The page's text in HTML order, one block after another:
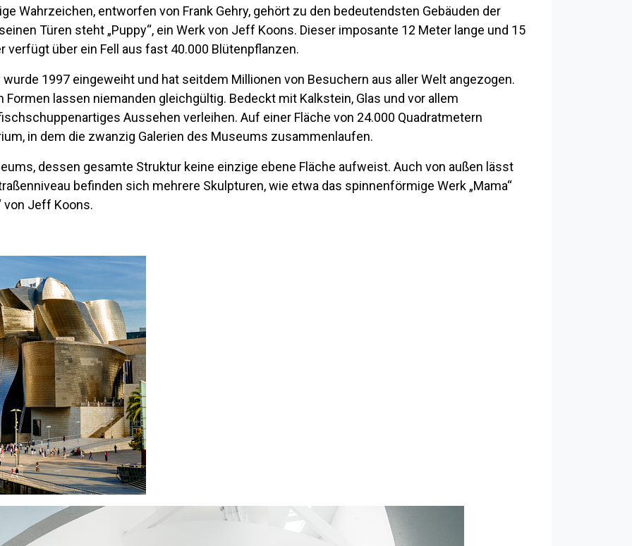
Wahrzeichen, entworfen von Frank Gehry, gehört zu den bedeutendsten Gebäuden der
Türen steht „Puppy“, ein Werk von Jeff Koons. Dieser imposante 12 Meter lange und 15
verfügt über ein Fell aus fast 40.000 Blütenpflanzen.
1997 eingeweiht und hat seitdem Millionen von Besuchern aus aller Welt angezogen.
lassen niemanden gleichgültig. Bedeckt mit Kalkstein, Glas und vor allem
Aussehen verleihen. Auf einer Fläche von 24.000 Quadratmetern
in dem die zwanzig Galerien des Museums zusammenlaufen.
dessen gesamte Struktur keine einzige ebene Fläche aufweist. Auch von außen lässt
befinden sich mehrere Skulpturen, wie etwa das spinnenförmige Werk „Mama“
von Jeff Koons.